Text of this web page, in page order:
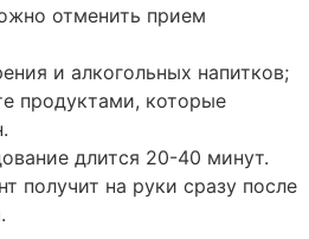
отменить прием
и алкогольных напитков;
продуктами, которые
длится 20-40 минут.
получит на руки сразу после